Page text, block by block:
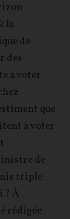
la
de
des
à voter
que
à voter
de
triple
? À
rédigée